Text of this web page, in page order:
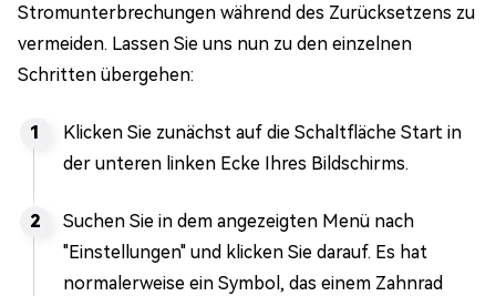
Stromunterbrechungen während des Zurücksetzens zu
vermeiden. Lassen Sie uns nun zu den einzelnen
Schritten übergehen:
Klicken Sie zunächst auf die Schaltfläche Start in
der unteren linken Ecke Ihres Bildschirms.
Suchen Sie in dem angezeigten Menü nach
"Einstellungen" und klicken Sie darauf. Es hat
normalerweise ein Symbol, das einem Zahnrad